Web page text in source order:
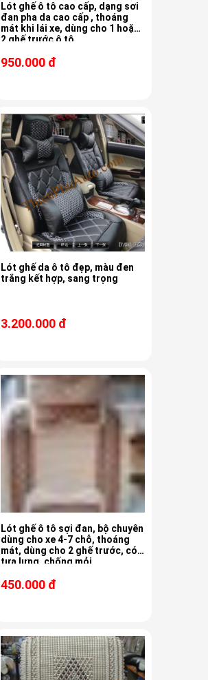
Lót ghế ô tô cao cấp, dạng sơi
đan pha da cao cấp , thoáng
mát khi lái xe, dùng cho 1 hoặc
2 ghế trước ô tô
950.000 đ
Lót ghế da ô tô đẹp, màu đen
trắng kết hợp, sang trọng
3.200.000 đ
Lót ghế ô tô sợi đan, bộ chuyên
dùng cho xe 4-7 chỗ, thoáng
mát, dùng cho 2 ghế trước, có
tựa lưng, chống mỏi
450.000 đ